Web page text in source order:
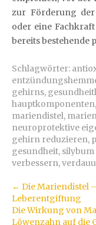
zur Förderung der
oder eine
bereits bestehende
Schlagwörter:
gehirns,
hauptkomponenten,
mariendistel,
neuroprotektive
gehirn reduzieren,
gesundheit,
verbessern,
Artikel-
Navigation
← Die Mariendistel
Leberentgiftung
Die Wirkung von
Löwenzahn auf die